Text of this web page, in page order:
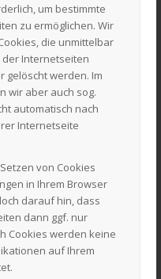
um bestimmte
zu ermöglichen. Wir
die unmittelbar
der Internetseiten
gelöscht werden. Im
wir aber auch sog.
automatisch nach
Internetseite
von Cookies
in Ihrem Browser
darauf hin, dass
dann ggf. nur
Cookies werden keine
auf Ihrem
Gartengeräte: